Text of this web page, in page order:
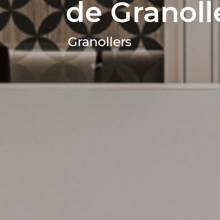
de
Granollers